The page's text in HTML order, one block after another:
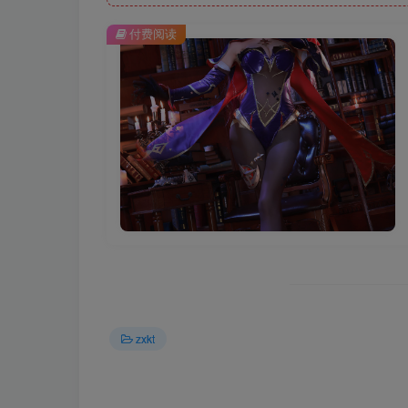
付费阅读
zxkt